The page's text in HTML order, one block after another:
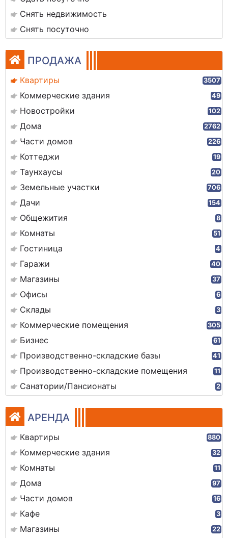
Снять недвижимость
Снять посуточно
ПРОДАЖА
Квартиры 3507
Коммерческие здания 49
Новостройки 102
Дома 2762
Части домов 226
Коттеджи 19
Таунхаусы 20
Земельные участки 706
Дачи 154
Общежития 8
Комнаты 51
Гостиница 4
Гаражи 40
Магазины 37
Офисы 6
Склады 3
Коммерческие помещения 305
Бизнес 61
Производственно-складские базы 41
Производственно-складские помещения 11
Санатории/Пансионаты 2
АРЕНДА
Квартиры 880
Коммерческие здания 32
Комнаты 11
Дома 97
Части домов 16
Кафе 3
Магазины 22